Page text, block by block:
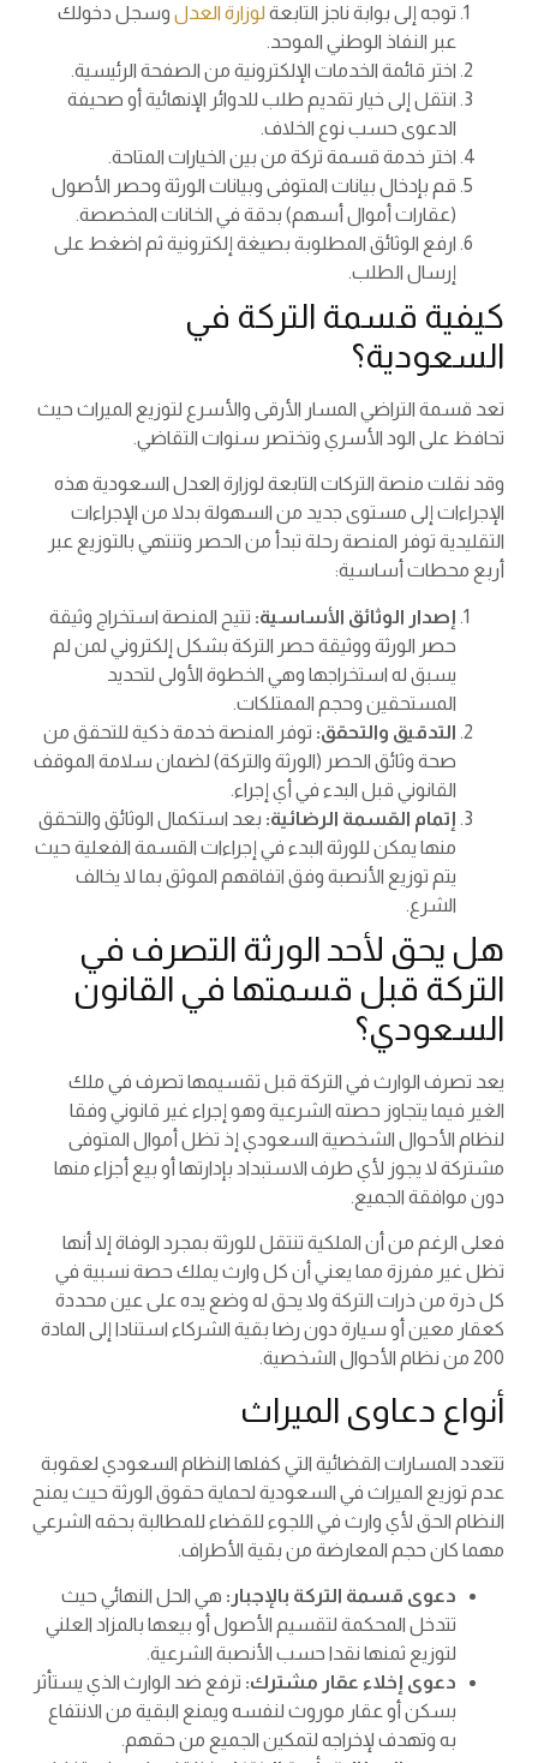
توجه إلى بوابة ناجز التابعة لوزارة العدل وسجل دخولك
عبر النفاذ الوطني الموحد.
اختر قائمة الخدمات الإلكترونية من الصفحة الرئيسية.
انتقل إلى خيار تقديم طلب للدوائر الإنهائية أو صحيفة
الدعوى حسب نوع الخلاف.
اختر خدمة قسمة تركة من بين الخيارات المتاحة.
قم بإدخال بيانات المتوفى وبيانات الورثة وحصر الأصول
(عقارات أموال أسهم) بدقة في الخانات المخصصة.
ارفع الوثائق المطلوبة بصيغة إلكترونية ثم اضغط على
إرسال الطلب.
كيفية قسمة التركة في
السعودية؟
تعد قسمة التراضي المسار الأرقى والأسرع لتوزيع الميراث حيث
تحافظ على الود الأسري وتختصر سنوات التقاضي.
وقد نقلت منصة التركات التابعة لوزارة العدل السعودية هذه
الإجراءات إلى مستوى جديد من السهولة بدلا من الإجراءات
التقليدية توفر المنصة رحلة تبدأ من الحصر وتنتهي بالتوزيع عبر
أربع محطات أساسية:
إصدار الوثائق الأساسية: تتيح المنصة استخراج وثيقة
حصر الورثة ووثيقة حصر التركة بشكل إلكتروني لمن لم
يسبق له استخراجها وهي الخطوة الأولى لتحديد
المستحقين وحجم الممتلكات.
التدقيق والتحقق: توفر المنصة خدمة ذكية للتحقق من
صحة وثائق الحصر (الورثة والتركة) لضمان سلامة الموقف
القانوني قبل البدء في أي إجراء.
إتمام القسمة الرضائية: بعد استكمال الوثائق والتحقق
منها يمكن للورثة البدء في إجراءات القسمة الفعلية حيث
يتم توزيع الأنصبة وفق اتفاقهم الموثق بما لا يخالف
الشرع.
هل يحق لأحد الورثة التصرف في
التركة قبل قسمتها في القانون
السعودي؟
يعد تصرف الوارث في التركة قبل تقسيمها تصرف في ملك
الغير فيما يتجاوز حصته الشرعية وهو إجراء غير قانوني وفقا
لنظام الأحوال الشخصية السعودي إذ تظل أموال المتوفى
مشتركة لا يجوز لأي طرف الاستبداد بإدارتها أو بيع أجزاء منها
دون موافقة الجميع.
فعلى الرغم من أن الملكية تنتقل للورثة بمجرد الوفاة إلا أنها
تظل غير مفرزة مما يعني أن كل وارث يملك حصة نسبية في
كل ذرة من ذرات التركة ولا يحق له وضع يده على عين محددة
كعقار معين أو سيارة دون رضا بقية الشركاء استنادا إلى المادة
200 من نظام الأحوال الشخصية.
أنواع دعاوى الميراث
تتعدد المسارات القضائية التي كفلها النظام السعودي لعقوبة
عدم توزيع الميراث في السعودية لحماية حقوق الورثة حيث يمنح
النظام الحق لأي وارث في اللجوء للقضاء للمطالبة بحقه الشرعي
مهما كان حجم المعارضة من بقية الأطراف.
دعوى قسمة التركة بالإجبار: هي الحل النهائي حيث
تتدخل المحكمة لتقسيم الأصول أو بيعها بالمزاد العلني
لتوزيع ثمنها نقدا حسب الأنصبة الشرعية.
دعوى إخلاء عقار مشترك: ترفع ضد الوارث الذي يستأثر
بسكن أو عقار موروث لنفسه ويمنع البقية من الانتفاع
به وتهدف لإخراجه لتمكين الجميع من حقهم.